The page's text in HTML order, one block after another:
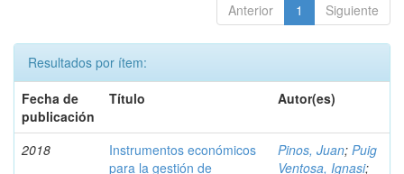
Anterior 1 Siguiente
Resultados por ítem:
Fecha de
publicación
Título Autor(es)
2018
Instrumentos económicos
para la gestión de
Pinos, Juan; Puig
Ventosa, Ignasi;